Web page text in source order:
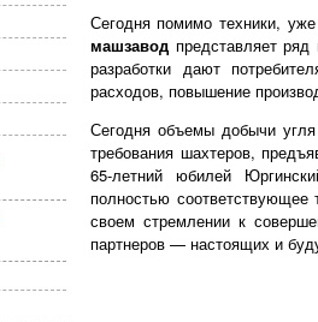
Сегодня помимо техники,
машзаводпредставляет ряд
разработки дают
расходов, повышение
Сегодня объемы добычи
требования шахтеров,
65-летний юбилей
полностью соответствующее
своем стремлении к
партнеров — настоящих и